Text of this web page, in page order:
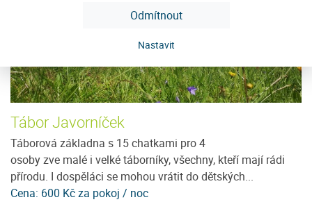
Odmítnout
Nastavit
Tábor Javorníček
Táborová základna s 15 chatkami pro 4
osoby zve malé i velké táborníky, všechny, kteří mají rádi
přírodu. I dospěláci se mohou vrátit do dětských...
Cena: 600 Kč za pokoj / noc